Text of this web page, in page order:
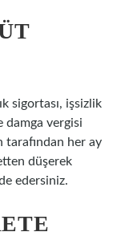
sigortası, işsizlik
damga vergisi
tarafından her ay
düşerek
edersiniz.